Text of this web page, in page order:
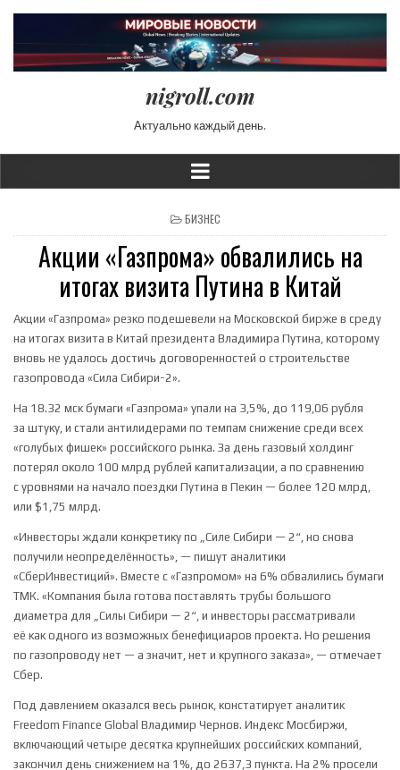
nigroll.com
Актуально каждый день.
POSTED IN
БИЗНЕС
Акции «Газпрома» обвалились на
итогах визита Путина в Китай
Акции «Газпрома» резко подешевели на Московской бирже в среду
на итогах визита в Китай президента Владимира Путина, которому
вновь не удалось достичь договоренностей о строительстве
газопровода «Сила Сибири-2».
На 18.32 мск бумаги «Газпрома» упали на 3,5%, до 119,06 рубля
за штуку, и стали антилидерами по темпам снижение среди всех
«голубых фишек» российского рынка. За день газовый холдинг
потерял около 100 млрд рублей капитализации, а по сравнению
с уровнями на начало поездки Путина в Пекин — более 120 млрд,
или $1,75 млрд.
«Инвесторы ждали конкретику по „Силе Сибири — 2“, но снова
получили неопределённость», — пишут аналитики
«СберИнвестиций». Вместе с «Газпромом» на 6% обвалились бумаги
ТМК. «Компания была готова поставлять трубы большого
диаметра для „Силы Сибири — 2“, и инвесторы рассматривали
её как одного из возможных бенефициаров проекта. Но решения
по газопроводу нет — а значит, нет и крупного заказа», — отмечает
Сбер.
Под давлением оказался весь рынок, констатирует аналитик
Freedom Finance Global Владимир Чернов. Индекс Мосбиржи,
включающий четыре десятка крупнейших российских компаний,
закончил день снижением на 1%, до 2637,3 пункта. На 2% просели